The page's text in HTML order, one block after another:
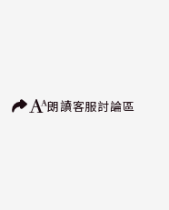
朗讀客服討論區